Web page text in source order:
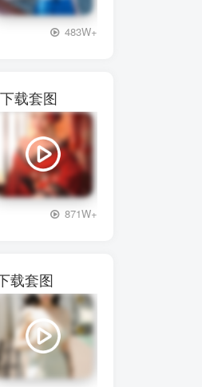
483W+
载套图
871W+
载套图